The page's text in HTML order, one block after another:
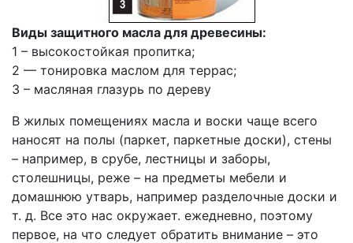
Виды защитного масла для древесины:
1 – высокостойкая пропитка;
2 — тонировка маслом для террас;
3 – масляная глазурь по дереву
В жилых помещениях масла и воски чаще всего
наносят на полы (паркет, паркетные доски), стены
– например, в срубе, лестницы и заборы,
столешницы, реже – на предметы мебели и
домашнюю утварь, например разделочные доски и
т. д. Все это нас окружает. ежедневно, поэтому
первое, на что следует обратить внимание – это